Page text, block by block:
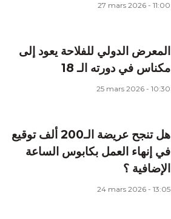
27 mars 2026 - 11:00
المعرض الدولي للفلاحة يعود إلى
مكناس في دورته الـ 18
25 mars 2026 - 10:30
هل تنجح عريضة الـ200 ألف توقيع
في إنهاء العمل بكابوس الساعة
الإضافية ؟
24 mars 2026 - 13:05